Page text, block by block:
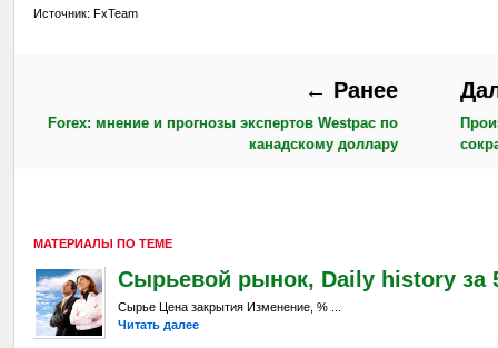
Источник: FxTeam
← Ранее
Forex: мнение и прогнозы экспертов Westpac по
канадскому доллару
МАТЕРИАЛЫ ПО ТЕМЕ
Сырьевой рынок, Daily history за 5
Сырье Цена закрытия Изменение, % ...
Читать далее